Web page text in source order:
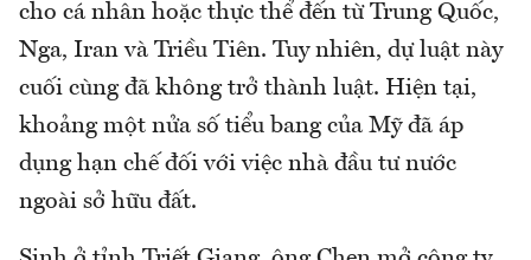
cho cá nhân hoặc thực thể đến từ Trung Quốc,
Nga, Iran và Triều Tiên. Tuy nhiên, dự luật này
cuối cùng đã không trở thành luật. Hiện tại,
khoảng một nửa số tiểu bang của Mỹ đã áp
dụng hạn chế đối với việc nhà đầu tư nước
ngoài sở hữu đất.